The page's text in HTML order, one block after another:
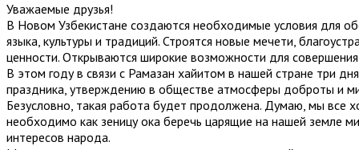
Уважаемые друзья!
В Новом Узбекистане создаются необходимые условия для
языка, культуры и традиций. Строятся новые мечети,
ценности. Открываются широкие возможности для
В этом году в связи с Рамазан хайитом в нашей стране три
праздника, утверждению в обществе атмосферы доброты и
Безусловно, такая работа будет продолжена. Думаю, мы все
необходимо как зеницу ока беречь царящие на нашей земле
интересов народа.